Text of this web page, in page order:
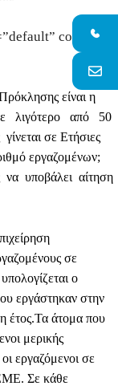
color=”
είναι η
λιγότερο από 50
σε Ετήσιες
εργαζομένων;
υποβάλει αίτηση
σε
ο
εργάστηκαν στην
έτος.Τα άτομα που
μερικής
εργαζόμενοι σε
Σε κάθε